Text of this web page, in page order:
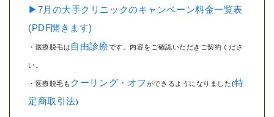
▶7月の大手クリニックのキャンペーン料金一覧表
(PDF開きます)
・医療脱毛は 自由診療です。内容をご確認いただきご契約くださ
い。
・医療脱毛も クーリング・オフ ができるようになりました(特
定商取引法)